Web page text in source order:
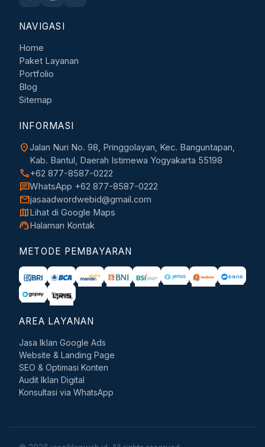
NAVIGASI
Home
Paket Layanan
Portfolio
Blog
Sitemap
INFORMASI
location_onJalan Nuri No. 98, Pringgolayan, Kec. Banguntapan,
Kab. Bantul, Daerah Istimewa Yogyakarta 55198
call+62 877-8587-0222
chatWhatsApp +62 877-8587-0222
mailjasaadwordwebid@gmail.com
mapLihat di Google Maps
support_agentHalaman Kontak
METODE PEMBAYARAN
AREA LAYANAN
Jasa Iklan Google Ads
Website & Landing Page
SEO & Optimasi Konten
Audit Iklan Digital
Konsultasi via WhatsApp